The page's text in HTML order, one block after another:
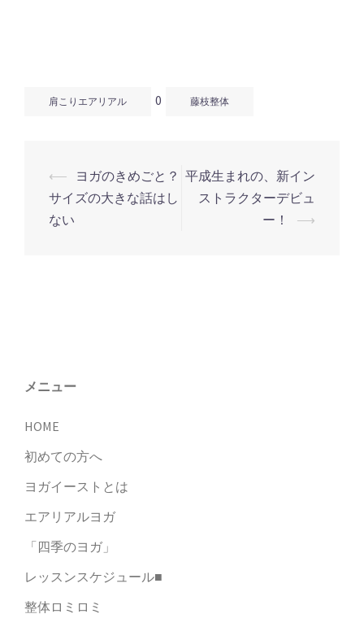
肩こりエアリアル 0 藤枝整体
投
稿
ナ
ン
⟵
ヨガのきめごと？
サイズの大きな話はし
ない
平成生まれの、新イン
ストラクターデビュ
ー！
⟶
メニュー
HOME
初めての方へ
ヨガイーストとは
エアリアルヨガ
「四季のヨガ」
レッスンスケジュール■
整体ロミロミ